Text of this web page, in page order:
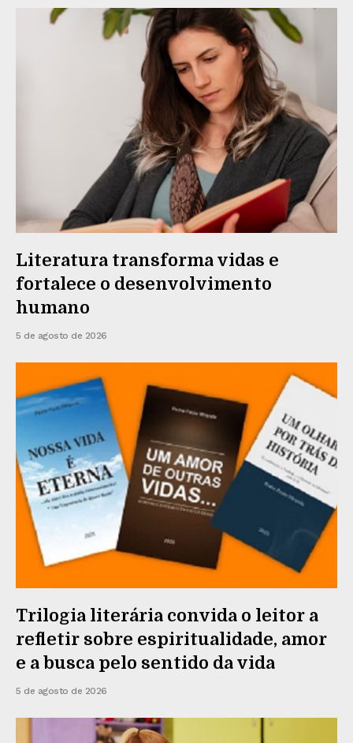
Literatura transforma vidas e
fortalece o desenvolvimento
humano
5 de agosto de 2026
Trilogia literária convida o leitor a
refletir sobre espiritualidade, amor
e a busca pelo sentido da vida
5 de agosto de 2026